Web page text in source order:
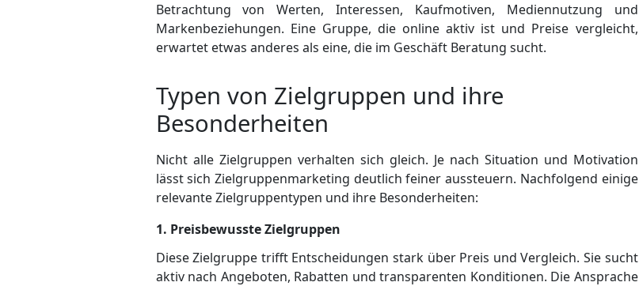
Betrachtung von Werten, Interessen, Kaufmotiven, Mediennutzung und
Marken­beziehungen. Eine Gruppe, die online aktiv ist und Preise vergleicht,
erwartet etwas anderes als eine, die im Geschäft Beratung sucht.
Typen von Zielgruppen und ihre
Besonderheiten
Nicht alle Zielgruppen verhalten sich gleich. Je nach Situation und Motivation
lässt sich Zielgruppenmarketing deutlich feiner aussteuern. Nachfolgend einige
relevante Zielgruppentypen und ihre Besonderheiten:
1. Preisbewusste Zielgruppen
Diese Zielgruppe trifft Entscheidungen stark über Preis und Vergleich. Sie sucht
aktiv nach Angeboten, Rabatten und transparenten Konditionen. Die Ansprache